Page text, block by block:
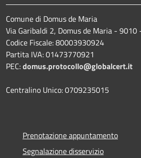
Comune di Domus de Maria
Via Garibaldi 2, Domus de Maria - 9010
Codice Fiscale: 80003930924
Partita IVA: 01473770921
PEC:domus.protocollo@globalcert.it
Centralino Unico: 0709235015
Prenotazione appuntamento
Segnalazione disservizio